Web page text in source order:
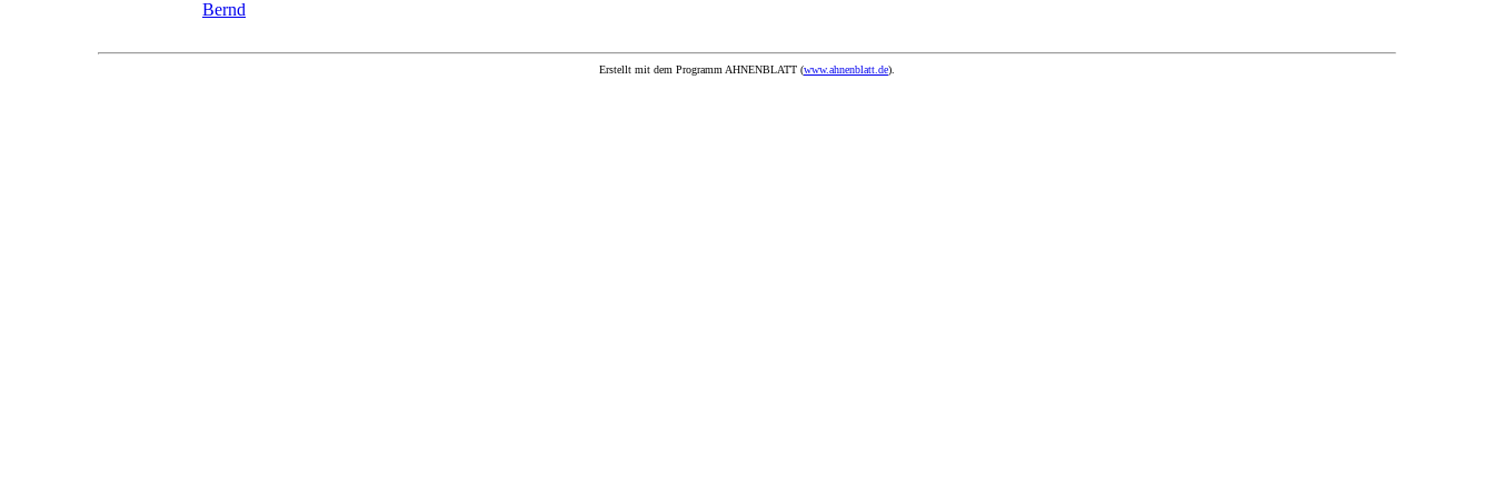
Bernd
Erstellt mit dem Programm AHNENBLATT (www.ahnenblatt.de).